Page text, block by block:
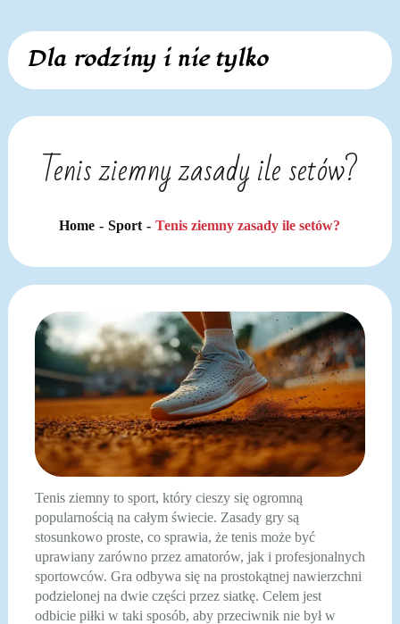
Skip
content
Dla rodziny i nie tylko
Tenis ziemny zasady ile setów?
Home Sport Tenis ziemny zasady ile setów?
Tenis ziemny to sport, który cieszy się ogromną
popularnością na całym świecie. Zasady gry są
stosunkowo proste, co sprawia, że tenis może być
uprawiany zarówno przez amatorów, jak i profesjonalnych
sportowców. Gra odbywa się na prostokątnej nawierzchni
podzielonej na dwie części przez siatkę. Celem jest
odbicie piłki w taki sposób, aby przeciwnik nie był w